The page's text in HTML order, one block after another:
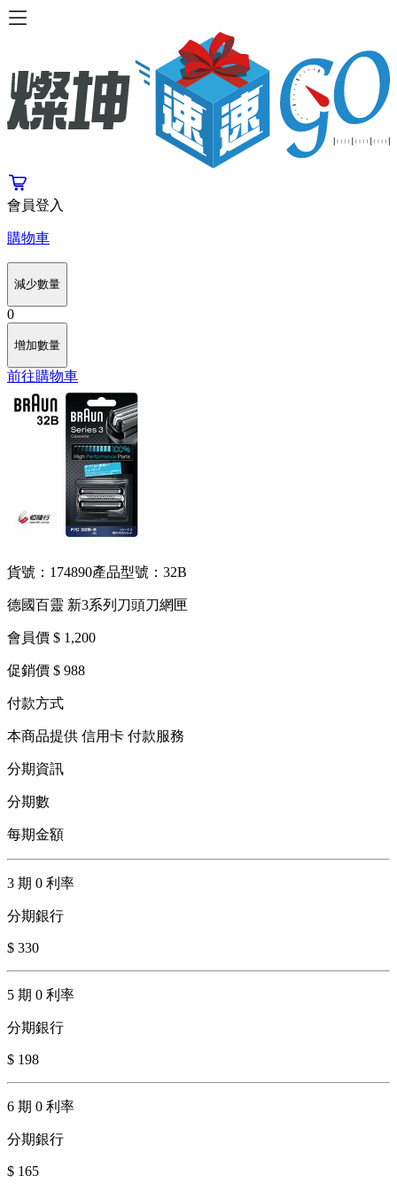
會員登入
購物車
減少數量
0
增加數量
前往購物車
貨號：174890產品型號：32B
德國百靈 新3系列刀頭刀網匣
會員價 $ 1,200
促銷價 $ 988
付款方式
本商品提供 信用卡 付款服務
分期資訊
分期數
每期金額
3 期 0 利率
分期銀行
$ 330
5 期 0 利率
分期銀行
$ 198
6 期 0 利率
分期銀行
$ 165